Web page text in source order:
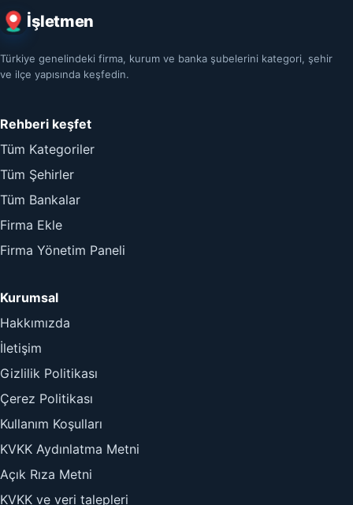
İşletmen
Türkiye genelindeki firma, kurum ve banka şubelerini kategori, şehir
ve ilçe yapısında keşfedin.
Rehberi keşfet
Tüm Kategoriler
Tüm Şehirler
Tüm Bankalar
Firma Ekle
Firma Yönetim Paneli
Kurumsal
Hakkımızda
İletişim
Gizlilik Politikası
Çerez Politikası
Kullanım Koşulları
KVKK Aydınlatma Metni
Açık Rıza Metni
KVKK ve veri talepleri